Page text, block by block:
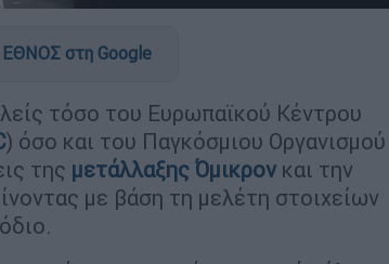
στη Google
τόσο του Ευρωπαϊκού Κέντρου
) όσο και του Παγκόσμιου Οργανισμού
της μετάλλαξης Όμικρονκαι την
με βάση τη μελέτη στοιχείων